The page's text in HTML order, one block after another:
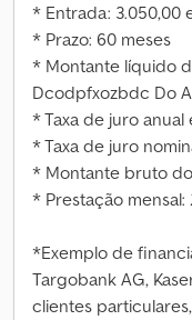
* Entrada: 3.050,00
* Prazo: 60 meses
* Montante líquido
Dcodpfxozbdc Do
* Taxa de juro anual
* Taxa de juro
* Montante bruto
* Prestação mensal:
*Exemplo de
Targobank AG,
clientes